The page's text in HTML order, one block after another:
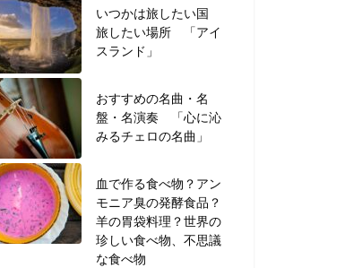
いつかは旅したい国
旅したい場所 「アイ
スランド」
おすすめの名曲・名
盤・名演奏 「心に沁
みるチェロの名曲」
血で作る食べ物？アン
モニア臭の発酵食品？
羊の胃袋料理？世界の
珍しい食べ物、不思議
な食べ物